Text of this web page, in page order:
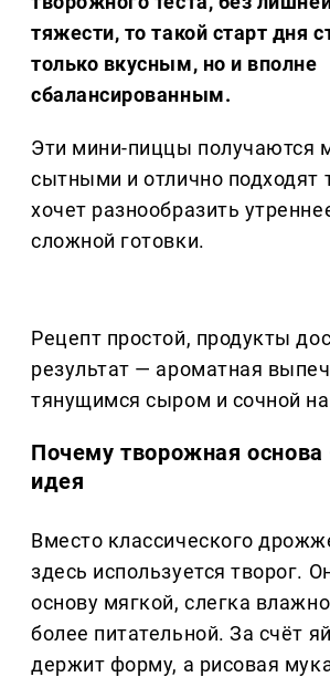
тяжести, то такой старт дня
только вкусным, но и вполне
сбалансированным.
Эти мини-пиццы получаются
сытными и отлично подходят
хочет разнообразить
сложной готовки.
Рецепт простой, продукты
результат — ароматная
тянущимся сыром и сочной
Почему творожная основа
идея
Вместо классического
здесь используется творог.
основу мягкой, слегка
более питательной. За счёт
держит форму, а рисовая